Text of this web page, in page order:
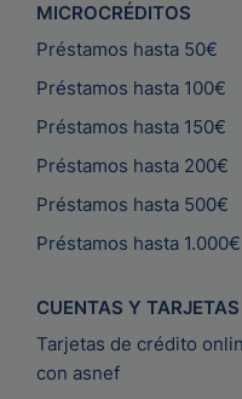
MICROCRÉDITOS
Préstamos hasta 50€
Préstamos hasta 100€
Préstamos hasta 150€
Préstamos hasta 200€
Préstamos hasta 500€
Préstamos hasta 1.000€
CUENTAS Y TARJETAS
Tarjetas de crédito
con asnef